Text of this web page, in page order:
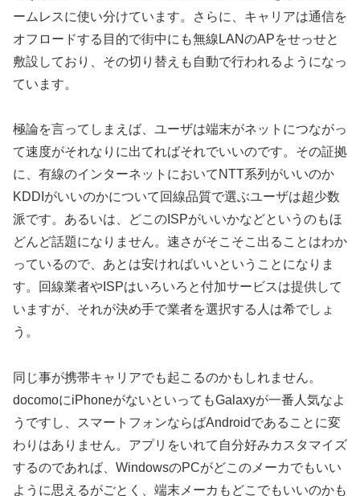
ームレスに使い分けています。さらに、キャリアは通信を
オフロードする目的で街中にも無線LANのAPをせっせと
敷設しており、その切り替えも自動で行われるようになっ
ています。
極論を言ってしまえば、ユーザは端末がネットにつながっ
て速度がそれなりに出てればそれでいいのです。その証拠
に、有線のインターネットにおいてNTT系列がいいのか
KDDIがいいのかについて回線品質で選ぶユーザは超少数
派です。あるいは、どこのISPがいいかなどというのもほ
どんど話題になりません。速さがそこそこ出ることはわか
っているので、あとは安ければいいということになりま
す。回線業者やISPはいろいろと付加サービスは提供して
いますが、それが決め手で業者を選択する人は希でしょ
う。
同じ事が携帯キャリアでも起こるのかもしれません。
docomoにiPhoneがないといってもGalaxyが一番人気なよ
うですし、スマートフォンならばAndroidであることに変
わりはありません。アプリをいれて自分好みカスタマイズ
するのであれば、WindowsのPCがどこのメーカでもいい
ように思えるがごとく、端末メーカもどこでもいいのかも